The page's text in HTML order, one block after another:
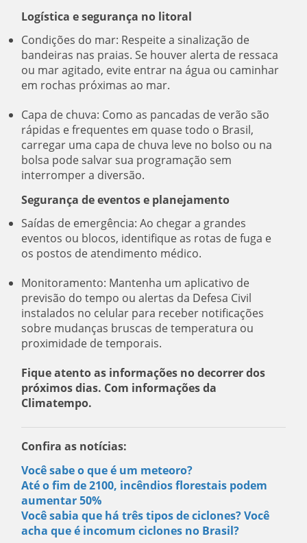
Logística e segurança no litoral
Condições do mar: Respeite a sinalização de
bandeiras nas praias. Se houver alerta de ressaca
ou mar agitado, evite entrar na água ou caminhar
em rochas próximas ao mar.
Capa de chuva: Como as pancadas de verão são
rápidas e frequentes em quase todo o Brasil,
carregar uma capa de chuva leve no bolso ou na
bolsa pode salvar sua programação sem
interromper a diversão.
Segurança de eventos e planejamento
Saídas de emergência: Ao chegar a grandes
eventos ou blocos, identifique as rotas de fuga e
os postos de atendimento médico.
Monitoramento: Mantenha um aplicativo de
previsão do tempo ou alertas da Defesa Civil
instalados no celular para receber notificações
sobre mudanças bruscas de temperatura ou
proximidade de temporais.
Fique atento as informações no decorrer dos
próximos dias. Com informações da
Climatempo.
Confira as notícias:
Você sabe o que é um meteoro?
Até o fim de 2100, incêndios florestais podem
aumentar 50%
Você sabia que há três tipos de ciclones? Você
acha que é incomum ciclones no Brasil?